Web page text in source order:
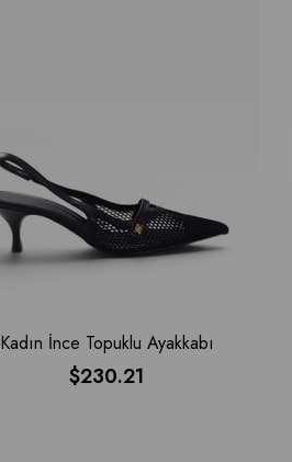
Kadın İnce Topuklu Ayakkabı
$230.21